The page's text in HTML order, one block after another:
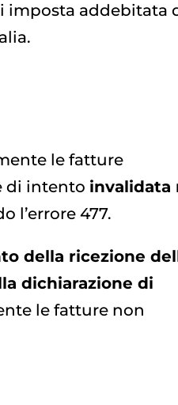
imposta addebitata
le fatture
di intento invalidata
l’errore 477.
della ricezione
dichiarazione di
le fatture non